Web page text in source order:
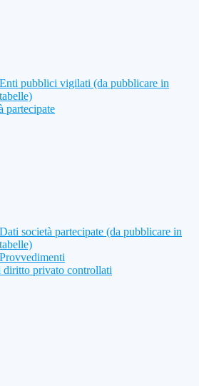
Enti pubblici vigilati (da pubblicare in
tabelle)
partecipate
Dati società partecipate (da pubblicare in
tabelle)
Provvedimenti
diritto privato controllati